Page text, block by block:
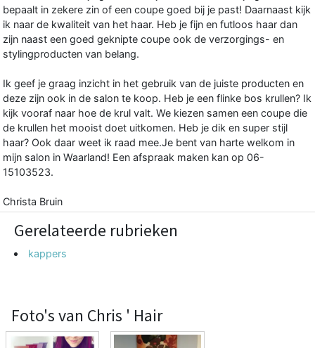
bepaalt in zekere zin of een coupe goed bij je past! Daarnaast kijk
ik naar de kwaliteit van het haar. Heb je fijn en futloos haar dan
zijn naast een goed geknipte coupe ook de verzorgings- en
stylingproducten van belang.
Ik geef je graag inzicht in het gebruik van de juiste producten en
deze zijn ook in de salon te koop. Heb je een flinke bos krullen? Ik
kijk vooraf naar hoe de krul valt. We kiezen samen een coupe die
de krullen het mooist doet uitkomen. Heb je dik en super stijl
haar? Ook daar weet ik raad mee.Je bent van harte welkom in
mijn salon in Waarland! Een afspraak maken kan op 06-
15103523.
Christa Bruin
Gerelateerde rubrieken
kappers
Foto's van Chris ' Hair